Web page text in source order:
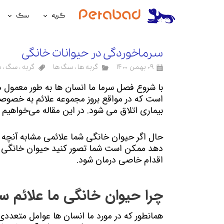
گربه
لوازم نگهداری گربه
آرایشی و بهداشتی گربه
سگ
لوازم
آرایشی و
سرماخوردگی در حیوانات خانگی
۰۹ بهمن ۱۴۰۰ گربه ها ، سگ ها گربه ، سگ ،
بیماری اتلاق می شود. در این مقاله می‌خواهیم درباره‌ی سرماخوردگی در حیوانات خانگی با هم صحبت کنیم.
اقدام خاصی درمان شود.
چرا حیوان خانگی ما علائم